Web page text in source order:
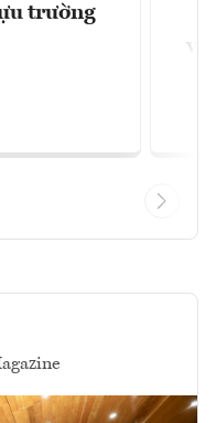
trường